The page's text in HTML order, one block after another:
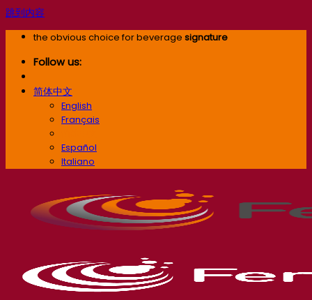
跳到内容
the obvious choice for beverage signature
Follow us:
简体中文
English
Français
Español
Italiano